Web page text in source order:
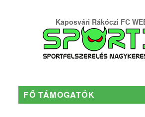
Kaposvári Rákóczi FC
FŐ TÁMOGATÓK